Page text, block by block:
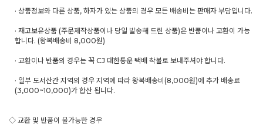
· 상품정보와 다른 상품, 하자가 있는 상품의 경우 모든 배송비는 판매자 부담입니다.
· 재고보유상품 (주문제작상품이나 당일 발송해 드린 상품)은 반품이나 교환이 가능
합니다. (왕복배송비 8,000원)
· 교환이나 반품의 경우는 꼭 CJ 대한통운 택배 착불로 보내주셔야 합니다.
· 일부 도서산간 지역의 경우 지역에 따라 왕복배송비(8,000원)에 추가 배송료
(3,000~10,000)가 합산 됩니다.
◇ 교환 및 반품이 불가능한 경우